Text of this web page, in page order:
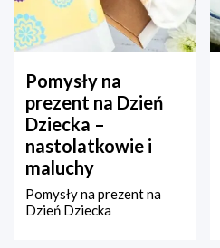
Pomysły na
prezent na Dzień
Dziecka –
nastolatkowie i
maluchy
Pomysły na prezent na
Dzień Dziecka